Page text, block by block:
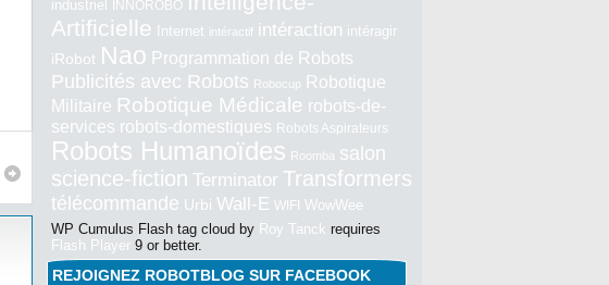
industriel INNOROBO
Artificielle
Internet intéractif intéraction intéragir
iRobot Nao Programmation de Robots
Publicités avec Robots Robocup
Robotique
Militaire Robotique Médicale robots-de-
services robots-domestiques Robots Aspirateurs
Robots Humanoïdes Roomba salon
science-fiction Terminator Transformers
télécommande Urbi Wall-E WIFI WowWee
WP Cumulus Flash tag cloud by Roy Tanck requires
Flash Player 9 or better.
REJOIGNEZ ROBOTBLOG SUR FACEBOOK